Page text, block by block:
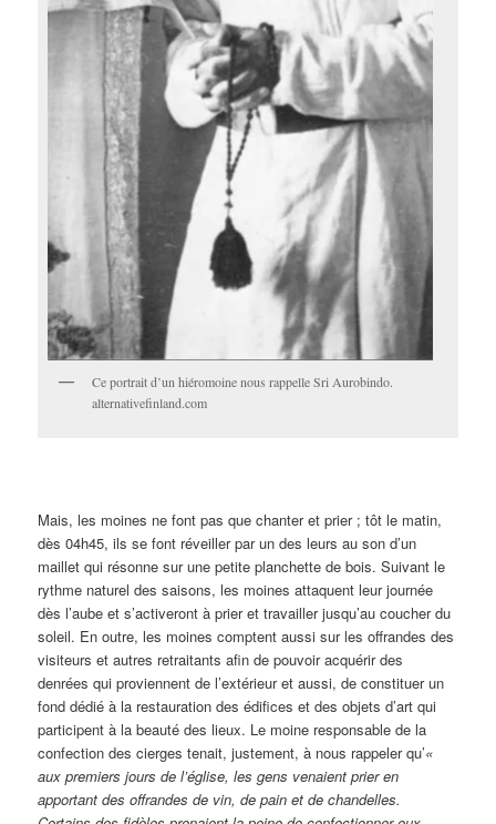
Ce portrait d’un hiéromoine nous rappelle Sri Aurobindo.
alternativefinland.com
Mais, les moines ne font pas que chanter et prier ; tôt le matin,
dès 04h45, ils se font réveiller par un des leurs au son d’un
maillet qui résonne sur une petite planchette de bois. Suivant le
rythme naturel des saisons, les moines attaquent leur journée
dès l’aube et s’activeront à prier et travailler jusqu’au coucher du
soleil. En outre, les moines comptent aussi sur les offrandes des
visiteurs et autres retraitants afin de pouvoir acquérir des
denrées qui proviennent de l’extérieur et aussi, de constituer un
fond dédié à la restauration des édifices et des objets d’art qui
participent à la beauté des lieux. Le moine responsable de la
confection des cierges tenait, justement, à nous rappeler qu’«
aux premiers jours de l’église, les gens venaient prier en
apportant des offrandes de vin, de pain et de chandelles.